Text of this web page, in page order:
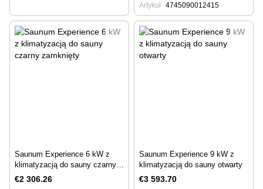
Artykuł 4745090012415
Saunum Experience 6 kW z
klimatyzacją do sauny czarny
zamknięty
€2 306.26
Saunum Experience 9 kW z
klimatyzacją do sauny otwarty
€3 593.70